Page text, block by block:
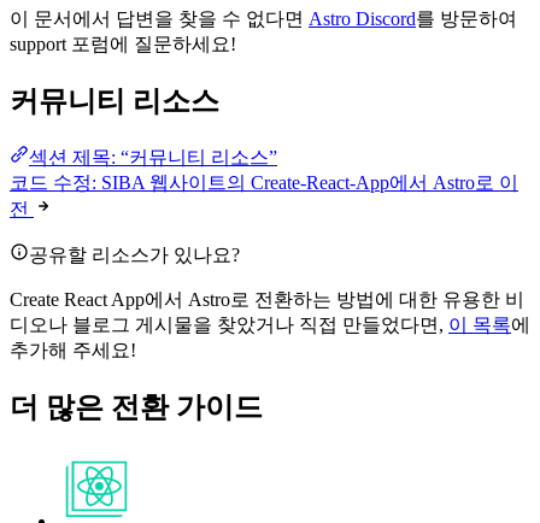
이 문서에서 답변을 찾을 수 없다면 Astro Discord를 방문하여
support 포럼에 질문하세요!
커뮤니티 리소스
섹션 제목: “커뮤니티 리소스”
코드 수정: SIBA 웹사이트의 Create-React-App에서 Astro로 이
전
공유할 리소스가 있나요?
Create React App에서 Astro로 전환하는 방법에 대한 유용한 비
디오나 블로그 게시물을 찾았거나 직접 만들었다면, 이 목록에
추가해 주세요!
더 많은 전환 가이드